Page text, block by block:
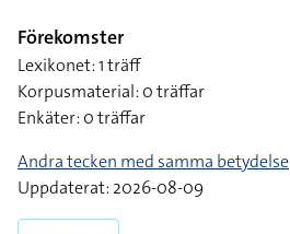
Förekomster
Lexikonet: 1 träff
Korpusmaterial: 0 träffar
Enkäter: 0 träffar
Andra tecken med samma betydelse
Uppdaterat: 2026-08-09